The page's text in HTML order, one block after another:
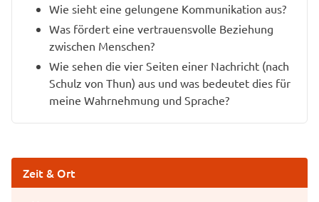
Wie sieht eine gelungene Kommunikation aus?
Was fördert eine vertrauensvolle Beziehung
zwischen Menschen?
Wie sehen die vier Seiten einer Nachricht (nach
Schulz von Thun) aus und was bedeutet dies für
meine Wahrnehmung und Sprache?
Zeit & Ort